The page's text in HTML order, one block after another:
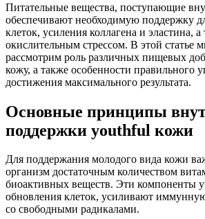
Питательные вещества, поступающие
обеспечивают необходимую поддержку
клеток, усиления коллагена и эластина,
окислительным стрессом. В этой статье
рассмотрим роль различных пищевых
кожу, а также особенности правильного
достижения максимального результата.
Основные принципы
поддержки youthful кожи
Для поддержания молодого вида кожи
организм достаточным количеством
биоактивных веществ. Эти компоненты
обновления клеток, усиливают
со свободными радикалами.